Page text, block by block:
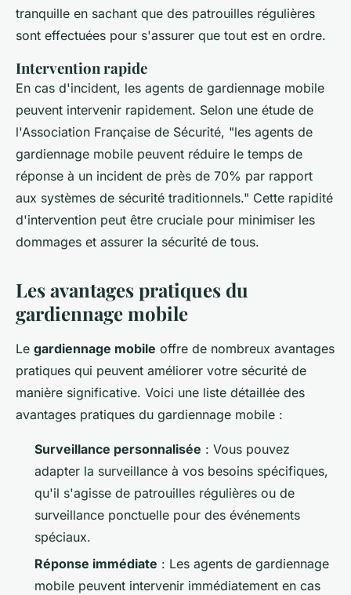
tranquille en sachant que des patrouilles régulières
sont effectuées pour s'assurer que tout est en ordre.
Intervention rapide
En cas d'incident, les agents de gardiennage mobile
peuvent intervenir rapidement. Selon une étude de
l'Association Française de Sécurité, "les agents de
gardiennage mobile peuvent réduire le temps de
réponse à un incident de près de 70% par rapport
aux systèmes de sécurité traditionnels." Cette rapidité
d'intervention peut être cruciale pour minimiser les
dommages et assurer la sécurité de tous.
Les avantages pratiques du
gardiennage mobile
Le gardiennage mobile offre de nombreux avantages
pratiques qui peuvent améliorer votre sécurité de
manière significative. Voici une liste détaillée des
avantages pratiques du gardiennage mobile :
Surveillance personnalisée : Vous pouvez
adapter la surveillance à vos besoins spécifiques,
qu'il s'agisse de patrouilles régulières ou de
surveillance ponctuelle pour des événements
spéciaux.
Réponse immédiate : Les agents de gardiennage
mobile peuvent intervenir immédiatement en cas